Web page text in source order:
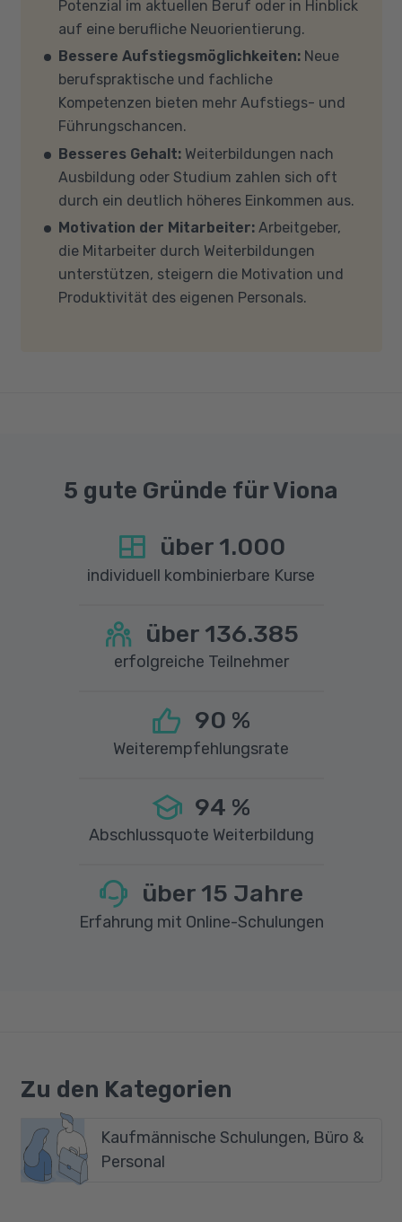
Bewerbung schauen.
gerne beraten wir Sie auch in einem
persönlichen Gespräch zu diesem Thema.
meisten Fällen können wir Ihnen Leih-
Equipment zur Verfügung stellen. Sollten Sie
mit Ihren eigenen Geräten am Unterricht
teilnehmen, empfehlen wir PCs oder Laptops
mit Windows 10 oder Windows 11, mindestens 8
GB Arbeitsspeicher (RAM) und einem aktuellen
Mehrkern-Prozessor (CPU). Der Unterricht
findet in Microsoft Teams statt. Bitte achten
Sie darauf, dass Ihre Sicherheitsprogramme
und -einstellungen (Anti-Viren-Programme,
Firewalls etc.) die Verbindung mit MS Teams
nicht blockieren. Bitte beachten Sie außerdem,
dass für eine reibungslose Übertragung eine
Potenzial im aktuellen Beruf oder in Hinblick
auf eine berufliche Neuorientierung.
Bessere Aufstiegsmöglichkeiten: Neue
berufspraktische und fachliche
Kompetenzen bieten mehr Aufstiegs- und
Führungschancen.
Besseres Gehalt: Weiterbildungen nach
Ausbildung oder Studium zahlen sich oft
durch ein deutlich höheres Einkommen aus.
Motivation der Mitarbeiter: Arbeitgeber,
die Mitarbeiter durch Weiterbildungen
unterstützen, steigern die Motivation und
Produktivität des eigenen Personals.
5 gute Gründe für Viona
über 1.000
individuell kombinierbare Kurse
über 136.385
erfolgreiche Teilnehmer
90 %
Weiterempfehlungsrate
94 %
Abschlussquote Weiterbildung
über 15 Jahre
Erfahrung mit Online-Schulungen
Zu den Kategorien
Kaufmännische Schulungen, Büro &
Personal